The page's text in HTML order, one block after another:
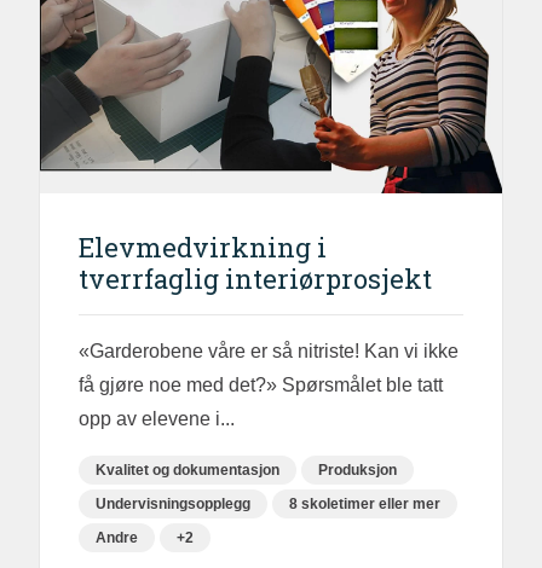
Elevmedvirkning i
tverrfaglig interiørprosjekt
«Garderobene våre er så nitriste! Kan vi ikke
få gjøre noe med det?» Spørsmålet ble tatt
opp av elevene i...
Kvalitet og dokumentasjon
Produksjon
Undervisningsopplegg
8 skoletimer eller mer
Andre
+2